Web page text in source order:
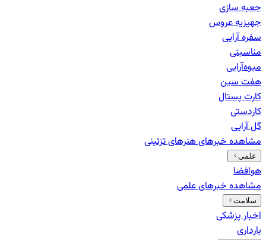
جعبه سازی
جهیزیه عروس
سفره آرایی
مناسبتی
میوه‌آرایی
هفت سین
کارت پستال
کاردستی
گل آرایی
مشاهده خبرهایهنرهای تزئینی
علمی
هوافضا
مشاهده خبرهایعلمی
سلامت
اخبار پزشکی
بارداری